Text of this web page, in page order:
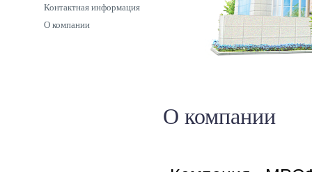
Контактная информация
О компании
О компании